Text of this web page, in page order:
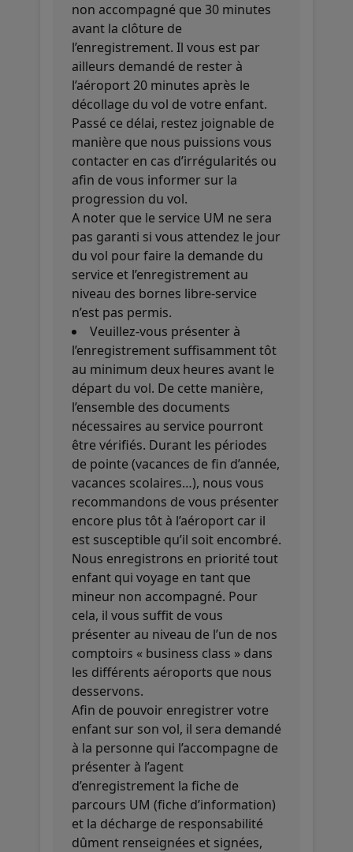
non accompagné que 30 minutes
avant la clôture de
l’enregistrement. Il vous est par
ailleurs demandé de rester à
l’aéroport 20 minutes après le
décollage du vol de votre enfant.
Passé ce délai, restez joignable de
manière que nous puissions vous
contacter en cas d’irrégularités ou
afin de vous informer sur la
progression du vol.
A noter que le service UM ne sera
pas garanti si vous attendez le jour
du vol pour faire la demande du
service et l’enregistrement au
niveau des bornes libre-service
n’est pas permis.
Veuillez-vous présenter à
l’enregistrement suffisamment tôt
au minimum deux heures avant le
départ du vol. De cette manière,
l’ensemble des documents
nécessaires au service pourront
être vérifiés. Durant les périodes
de pointe (vacances de fin d’année,
vacances scolaires…), nous vous
recommandons de vous présenter
encore plus tôt à l’aéroport car il
est susceptible qu’il soit encombré.
Nous enregistrons en priorité tout
enfant qui voyage en tant que
mineur non accompagné. Pour
cela, il vous suffit de vous
présenter au niveau de l’un de nos
comptoirs « business class » dans
les différents aéroports que nous
desservons.
Afin de pouvoir enregistrer votre
enfant sur son vol, il sera demandé
à la personne qui l’accompagne de
présenter à l’agent
d’enregistrement la fiche de
parcours UM (fiche d’information)
et la décharge de responsabilité
dûment renseignées et signées,